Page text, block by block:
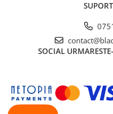
SOCIAL